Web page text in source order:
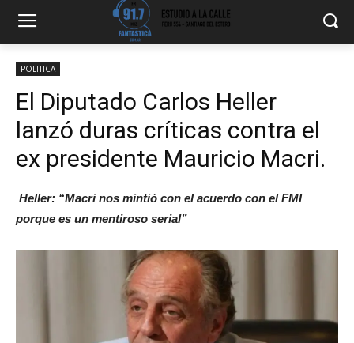
POLITICA
El Diputado Carlos Heller
lanzó duras críticas contra el
ex presidente Mauricio Macri.
Heller: “Macri nos mintió con el acuerdo con el FMI
porque es un mentiroso serial”